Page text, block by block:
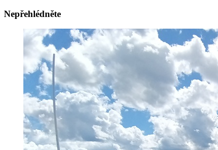
Nepřehlédněte